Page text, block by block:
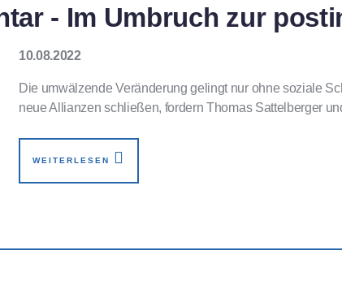
- Im Umbruch zur
10.08.2022
Die umwälzende Veränderung gelingt nur ohne soziale
neue Allianzen schließen, fordern Thomas Sattelberger
WEITERLESEN